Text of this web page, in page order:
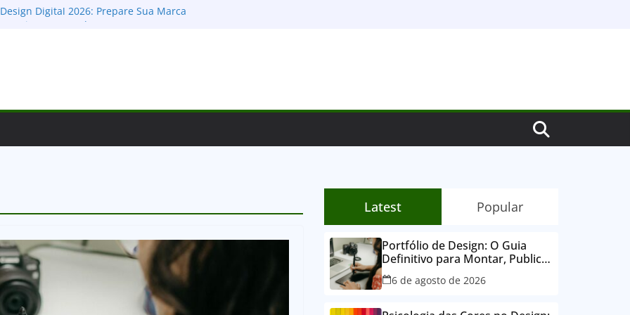
Digital 2026: Prepare Sua Marca
no Design: Guia Definitivo para
Digital
Como Escolher a Tipografia Certa para
Latest Popular
Portfólio de Design: O Guia
Definitivo para Montar, Publicar
e Conquistar Clientes
6 de agosto de 2026